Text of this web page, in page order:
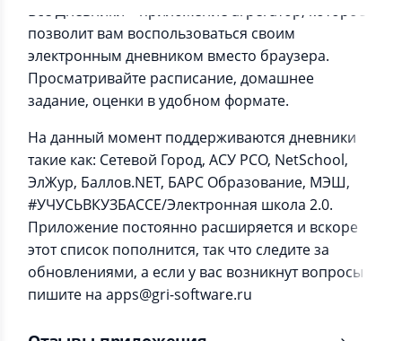
Все Дневники – приложение агрегатор, которое
позволит вам воспользоваться своим
электронным дневником вместо браузера.
Просматривайте расписание, домашнее
задание, оценки в удобном формате.
На данный момент поддерживаются дневники
такие как: Сетевой Город, АСУ РСО, NetSchool,
ЭлЖур, Баллов.NET, БАРС Образование, МЭШ,
#УЧУСЬВКУЗБАССЕ/Электронная школа 2.0.
Приложение постоянно расширяется и вскоре
этот список пополнится, так что следите за
обновлениями, а если у вас возникнут вопросы
пишите на apps@gri-software.ru